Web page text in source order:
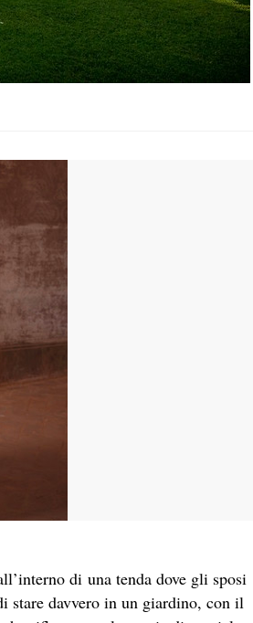
di una tenda dove gli sposi
stare davvero in un giardino, con il